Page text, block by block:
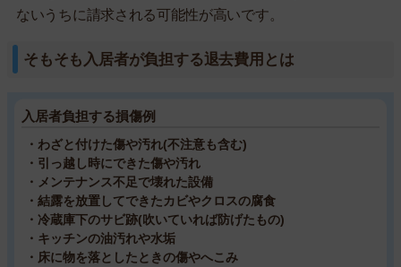
ないうちに請求される可能性が高いです。
そもそも入居者が負担する退去費用とは
入居者負担する損傷例
・わざと付けた傷や汚れ(不注意も含む)
・引っ越し時にできた傷や汚れ
・メンテナンス不足で壊れた設備
・結露を放置してできたカビやクロスの腐食
・冷蔵庫下のサビ跡(吹いていれば防げたもの)
・キッチンの油汚れや水垢
・床に物を落としたときの傷やへこみ